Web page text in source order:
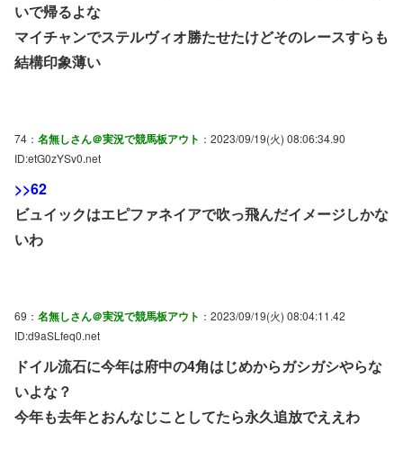
いで帰るよな
マイチャンでステルヴィオ勝たせたけどそのレースすらも
結構印象薄い
74： 名無しさん＠実況で競馬板アウト ：2023/09/19(火) 08:06:34.90
ID:etG0zYSv0.net
>>62
ビュイックはエピファネイアで吹っ飛んだイメージしかな
いわ
69： 名無しさん＠実況で競馬板アウト ：2023/09/19(火) 08:04:11.42
ID:d9aSLfeq0.net
ドイル流石に今年は府中の4角はじめからガシガシやらな
いよな？
今年も去年とおんなじことしてたら永久追放でええわ